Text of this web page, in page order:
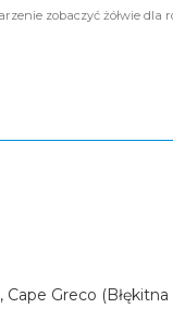
zobaczyć żółwie dla
Greco